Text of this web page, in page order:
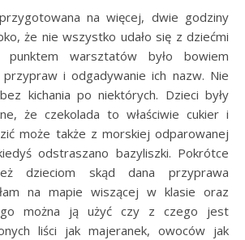
na więcej, dwie godziny
że nie wszystko udało się z dziećmi
punktem warsztatów było bowiem
przypraw i odgadywanie ich nazw. Nie
kichania po niektórych. Dzieci były
że czekolada to właściwie cukier i
może także z morskiej odparowanej
odstraszano bazyliszki. Pokrótce
dzieciom skąd dana przyprawa
na mapie wiszącej w klasie oraz
można ją użyć czy z czego jest
liści jak majeranek, owoców jak